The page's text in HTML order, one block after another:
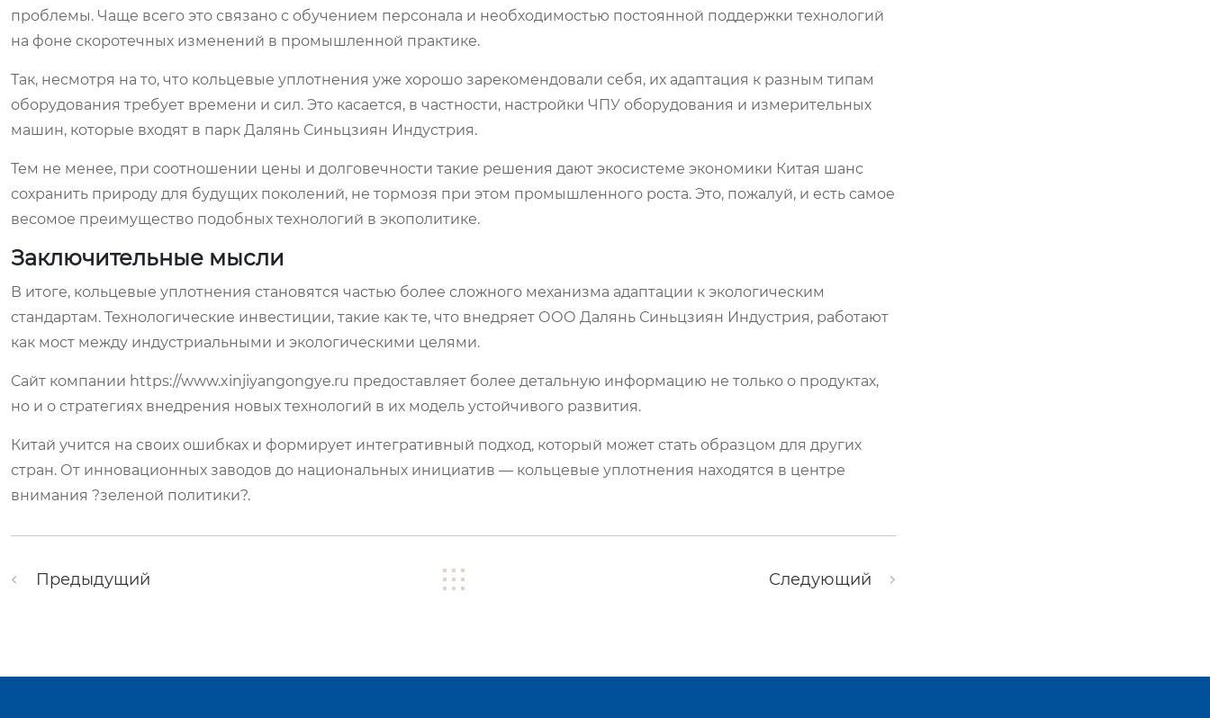
проблемы. Чаще всего это связано с обучением персонала и необходимостью постоянной поддержки технологий
на фоне скоротечных изменений в промышленной практике.
Так, несмотря на то, что кольцевые уплотнения уже хорошо зарекомендовали себя, их адаптация к разным типам
оборудования требует времени и сил. Это касается, в частности, настройки ЧПУ оборудования и измерительных
машин, которые входят в парк Далянь Синьцзиян Индустрия.
Тем не менее, при соотношении цены и долговечности такие решения дают экосистеме экономики Китая шанс
сохранить природу для будущих поколений, не тормозя при этом промышленного роста. Это, пожалуй, и есть самое
весомое преимущество подобных технологий в экополитике.
Заключительные мысли
В итоге, кольцевые уплотнения становятся частью более сложного механизма адаптации к экологическим
стандартам. Технологические инвестиции, такие как те, что внедряет ООО Далянь Синьцзиян Индустрия, работают
как мост между индустриальными и экологическими целями.
Сайт компании https://www.xinjiyangongye.ru предоставляет более детальную информацию не только о продуктах,
но и о стратегиях внедрения новых технологий в их модель устойчивого развития.
Китай учится на своих ошибках и формирует интегративный подход, который может стать образцом для других
стран. От инновационных заводов до национальных инициатив — кольцевые уплотнения находятся в центре
внимания ?зеленой политики?.
Предыдущий Следующий